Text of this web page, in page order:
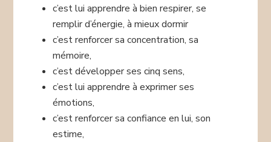
c’est lui apprendre à bien respirer, se
remplir d’énergie, à mieux dormir
c’est renforcer sa concentration, sa
mémoire,
c’est développer ses cinq sens,
c’est lui apprendre à exprimer ses
émotions,
c’est renforcer sa confiance en lui, son
estime,